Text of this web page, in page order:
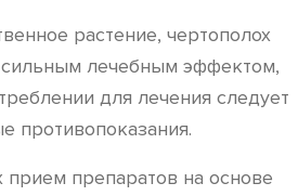
растение, чертополох
сильным лечебным эффектом,
для лечения следует
противопоказания.
прием препаратов на основе